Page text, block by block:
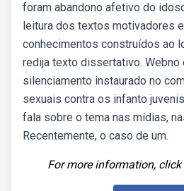
foram abandono afetivo do
leitura dos textos motivadores
conhecimentos construídos ao
redija texto dissertativo. Webno
silenciamento instaurado no
sexuais contra os infanto
fala sobre o tema nas mídias,
Recentemente, o caso de um.
For more information,